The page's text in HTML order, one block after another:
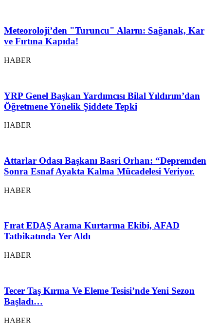
Meteoroloji’den "Turuncu" Alarm: Sağanak, Kar
ve Fırtına Kapıda!
HABER
YRP Genel Başkan Yardımcısı Bilal Yıldırım’dan
Öğretmene Yönelik Şiddete Tepki
HABER
Attarlar Odası Başkanı Basri Orhan: “Depremden
Sonra Esnaf Ayakta Kalma Mücadelesi Veriyor.
HABER
Fırat EDAŞ Arama Kurtarma Ekibi, AFAD
Tatbikatında Yer Aldı
HABER
Tecer Taş Kırma Ve Eleme Tesisi’nde Yeni Sezon
Başladı…
HABER